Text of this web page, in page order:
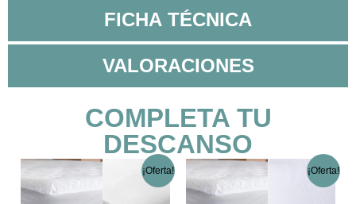
FICHA TÉCNICA
VALORACIONES
COMPLETA TU
DESCANSO
¡Oferta!
precio
El
precio
actual
Este
producto
tiene
¡Oferta!
precio
El
Este